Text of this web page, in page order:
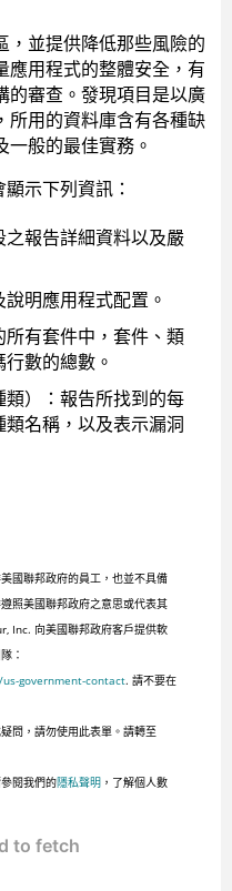
，並提供降低那些風險的
應用程式的整體安全，有
的審查。發現項目是以廣
所用的資料庫含有各種缺
般的最佳實務。
示下列資訊：
報告詳細資料以及嚴
明應用程式配置。
有套件中，套件、類
數的總數。
）：報告所找到的每
名稱，以及表示漏洞
國聯邦政府的員工，也並不具備
照美國聯邦政府之意思或代表其
Inc. 向美國聯邦政府客戶提供軟
：
government-contact. 請不要在
問，請勿使用此表單。請轉至
閱我們的隱私聲明 ，了解個人數